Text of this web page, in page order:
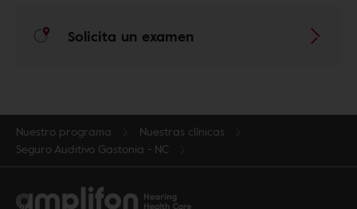
Solicita un examen
Nuestro programa
Nuestras clínicas
Seguro Auditivo Gastonia - NC